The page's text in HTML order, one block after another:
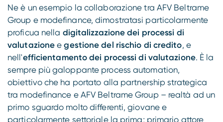
Ne è un esempio la collaborazione tra AFV Beltrame
Group e modefinance, dimostratasi particolarmente
proficua nella digitalizzazione dei processi di
valutazione egestione del rischio di credito, e
nell'efficientamento dei processi di valutazione. È la
sempre più galoppante process automation,
obiettivo che ha portato alla partnership strategica
tra modefinance e AFV Beltrame Group – realtà ad un
primo sguardo molto differenti, giovane e
particolarmente settoriale la prima; primario attore